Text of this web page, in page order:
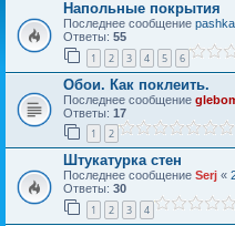
Напольные покрытия
Последнее сообщение pashka
Ответы: 55
1 2 3 4 5 6
Обои. Как поклеить.
Последнее сообщение
Ответы: 17
1 2
Штукатурка стен
Последнее сообщение Serj «
Ответы: 30
1 2 3 4